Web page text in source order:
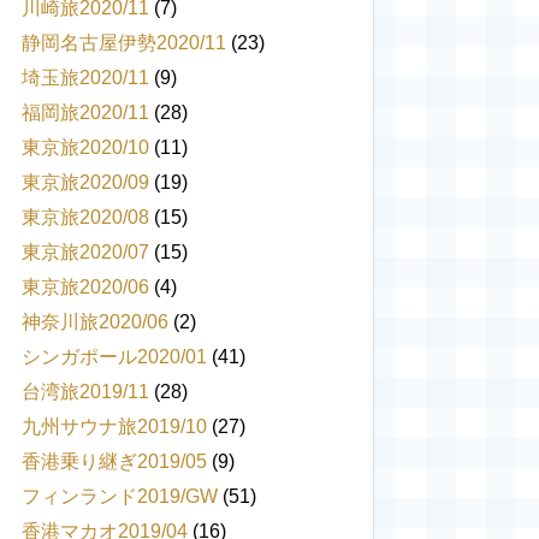
川崎旅2020/11 (7)
静岡名古屋伊勢2020/11 (23)
埼玉旅2020/11 (9)
福岡旅2020/11 (28)
東京旅2020/10 (11)
東京旅2020/09 (19)
東京旅2020/08 (15)
東京旅2020/07 (15)
東京旅2020/06 (4)
神奈川旅2020/06 (2)
シンガポール2020/01 (41)
台湾旅2019/11 (28)
九州サウナ旅2019/10 (27)
香港乗り継ぎ2019/05 (9)
フィンランド2019/GW (51)
香港マカオ2019/04 (16)